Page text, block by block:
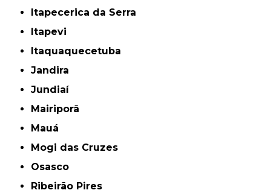
Itapecerica da Serra
Itapevi
Itaquaquecetuba
Jandira
Jundiaí
Mairiporã
Mauá
Mogi das Cruzes
Osasco
Ribeirão Pires